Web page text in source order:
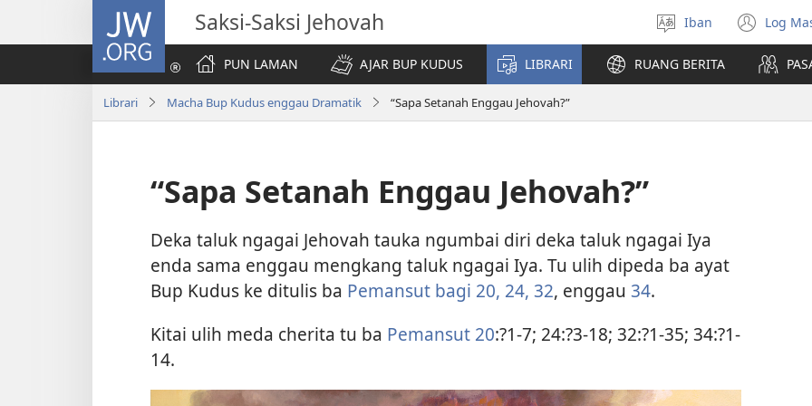
JW.ORG Saksi-Saksi Jehovah
Pilih
bansa
jaku
Iban Log
new
PUN LAMAN
AJAR BUP KUDUS LIBRARI RUANG BERITA
Librari Macha Bup Kudus enggau Dramatik “Sapa Setanah Enggau Jehovah?”
“Sapa Setanah Enggau Jehovah?”
Deka taluk ngagai Jehovah tauka ngumbai diri deka taluk ngagai Iya
enda sama enggau mengkang taluk ngagai Iya. Tu ulih dipeda ba ayat
Bup Kudus ke ditulis ba Pemansut bagi 20, 24, 32, enggau 34.
Kitai ulih meda cherita tu ba Pemansut 20:?1-7; 24:?3-18; 32:?1-35; 34:?1-
14.